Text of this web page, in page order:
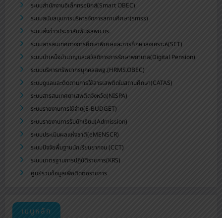
ระบบสำนักงานอิเล็กทรอนิกส์(Smart OBEC)
ระบบสนับสนุนการบริหารจัดการสถานศึกษา(smss)
ระบบส่งข่าวประชาสัมพันธ์สพม.บร.
ระบบสารสนเทศทางการศึกษาพิเศษและการศึกษาสงเคราะห์(SET)
ระบบบำเหน็จบำนาญและสวัสดิการการรักษาพยาบาล(Digital Pension)
ระบบบริหารทรัพยากรบุคคลสพฐ.(HRMS.OBEC)
ระบบดูแลและติดตามการใช้สารเสพติดในสถานศึกษา(CATAS)
ระบบสารสนเทศยาเสพติดจังหวัด(NISPA)
ระบบรายงานการใช้จ่าย(E-BUDGET)
ระบบรายงานการรับนักเรียน(Admission)
ระบบประเมินผลแห่งชาติ(eMENSCR)
ระบบปัจจัยพื้นฐานนักเรียนยากจน (CCT)
ระบบมาตรฐานการปฏิบัติราชการ(KRS)
ศูนย์รวมข้อมูลเพื่อติดต่อราชการ
เมนูหลัก